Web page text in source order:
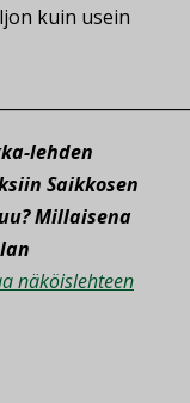
kuin usein
lehden
Saikkosen
Millaisena
näköislehteen